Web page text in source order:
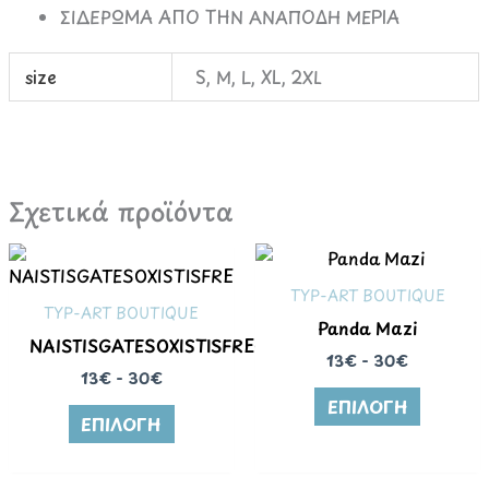
ΣΙΔΕΡΩΜΑ ΑΠΟ ΤΗΝ ΑΝΑΠΟΔΗ ΜΕΡΙΑ
size S, M, L, XL, 2XL
Σχετικά προϊόντα
TYP-ART BOUTIQUE
NAISTISGATESOXISTISFREGATES
13€ - 30€
ΕΠΙΛΟΓΉ
TYP-ART BOUTIQUE
Panda Mazi
13€ - 30€
ΕΠΙΛΟΓΉ